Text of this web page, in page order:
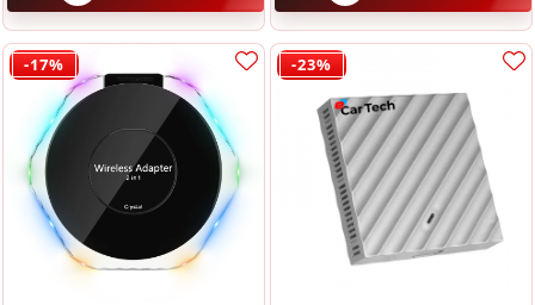
Navigatii Smart
Navigatii Chevrolet
Navigatii Honda
Navigatii Jeep
Navigatii Porsche
-17% -23%